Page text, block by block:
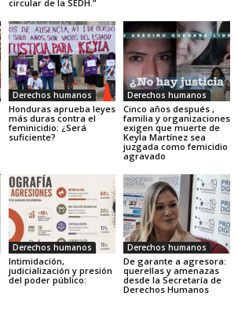
circular de la SEDH.”
Derechos humanos
Honduras aprueba leyes
más duras contra el
feminicidio: ¿Será
suficiente?
Derechos humanos
Cinco años después ,
familia y organizaciones
exigen que muerte de
Keyla Martínez sea
juzgada como femicidio
agravado
Derechos humanos
Intimidación,
judicialización y presión
del poder público:
Derechos humanos
De garante a agresora:
querellas y amenazas
desde la Secretaría de
Derechos Humanos